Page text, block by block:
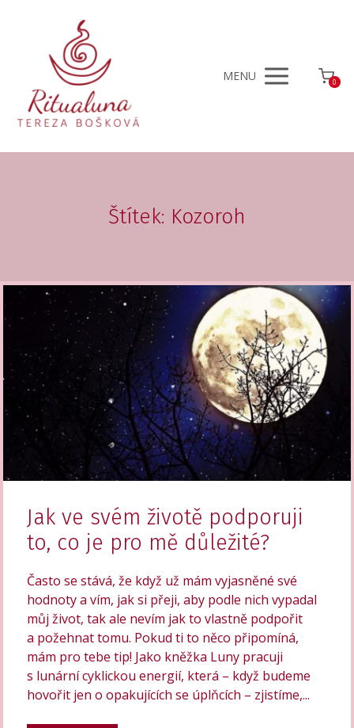
MENU 0
Štítek: Kozoroh
Jak ve svém životě podporuji
to, co je pro mě důležité?
Často se stává, že když už mám vyjasněné své
hodnoty a vím, jak si přeji, aby podle nich vypadal
můj život, tak ale nevím jak to vlastně podpořit
a požehnat tomu. Pokud ti to něco připomíná,
mám pro tebe tip! Jako kněžka Luny pracuji
s lunární cyklickou energií, která – když budeme
hovořit jen o opakujících se úplňcích – zjistíme,...